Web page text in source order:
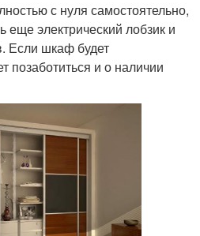
с нуля самостоятельно,
еще электрический лобзик и
Если шкаф будет
позаботиться и о наличии